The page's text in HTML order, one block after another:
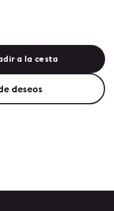
a la cesta
deseos